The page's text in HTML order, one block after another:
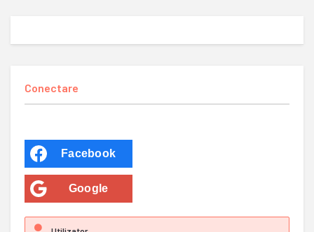
Conectare
Facebook
Google